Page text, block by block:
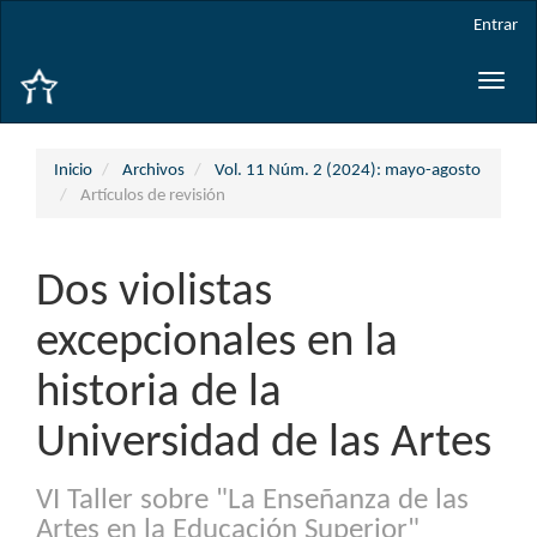
principal
Entrar
Toggle
Inicio Archivos
Vol. 11 Núm. 2 (2024): mayo-agosto
Artículos de revisión
Dos violistas
excepcionales en la
historia de la
Universidad de las Artes
VI Taller sobre "La Enseñanza de las
Artes en la Educación Superior"